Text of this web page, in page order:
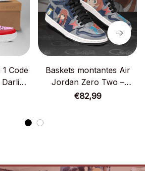
Code
Baskets montantes Air
Jordan Zero Two –
Chaussures montantes
€82,99